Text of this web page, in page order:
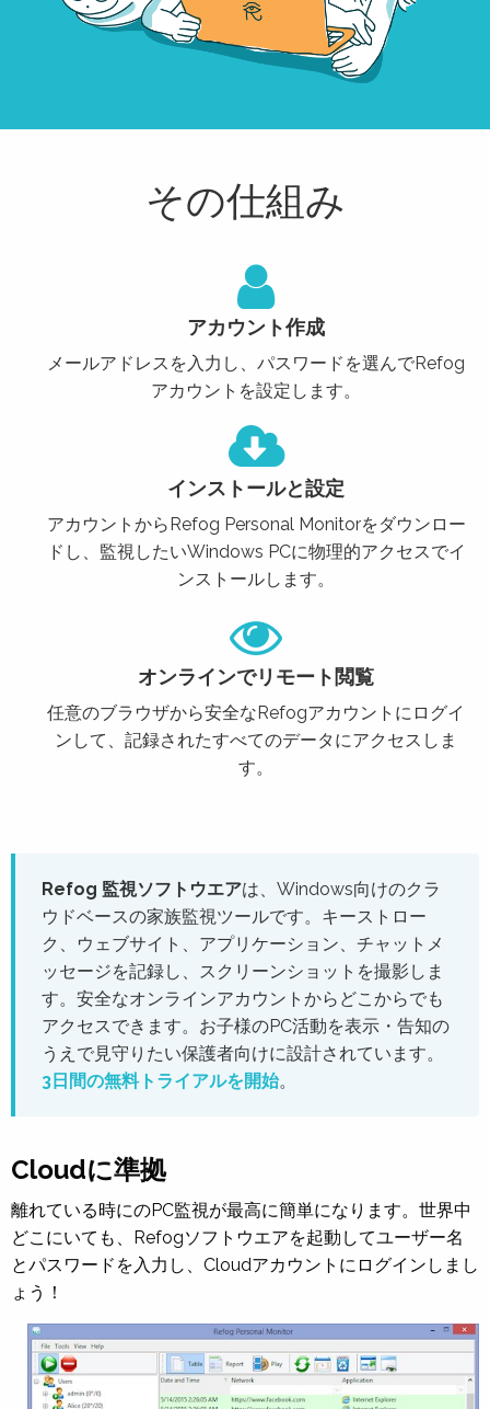
その仕組み
アカウント作成
メールアドレスを入力し、パスワードを選んでRefog
アカウントを設定します。
インストールと設定
アカウントからRefog Personal Monitorをダウンロー
ドし、監視したいWindows PCに物理的アクセスでイ
ンストールします。
オンラインでリモート閲覧
任意のブラウザから安全なRefogアカウントにログイ
ンして、記録されたすべてのデータにアクセスしま
す。
Refog 監視ソフトウエアは、Windows向けのクラ
ウドベースの家族監視ツールです。キーストロー
ク、ウェブサイト、アプリケーション、チャットメ
ッセージを記録し、スクリーンショットを撮影しま
す。安全なオンラインアカウントからどこからでも
アクセスできます。お子様のPC活動を表示・告知の
うえで見守りたい保護者向けに設計されています。
3日間の無料トライアルを開始。
Cloudに準拠
離れている時にのPC監視が最高に簡単になります。世界中
どこにいても、Refogソフトウエアを起動してユーザー名
とパスワードを入力し、Cloudアカウントにログインしまし
ょう！